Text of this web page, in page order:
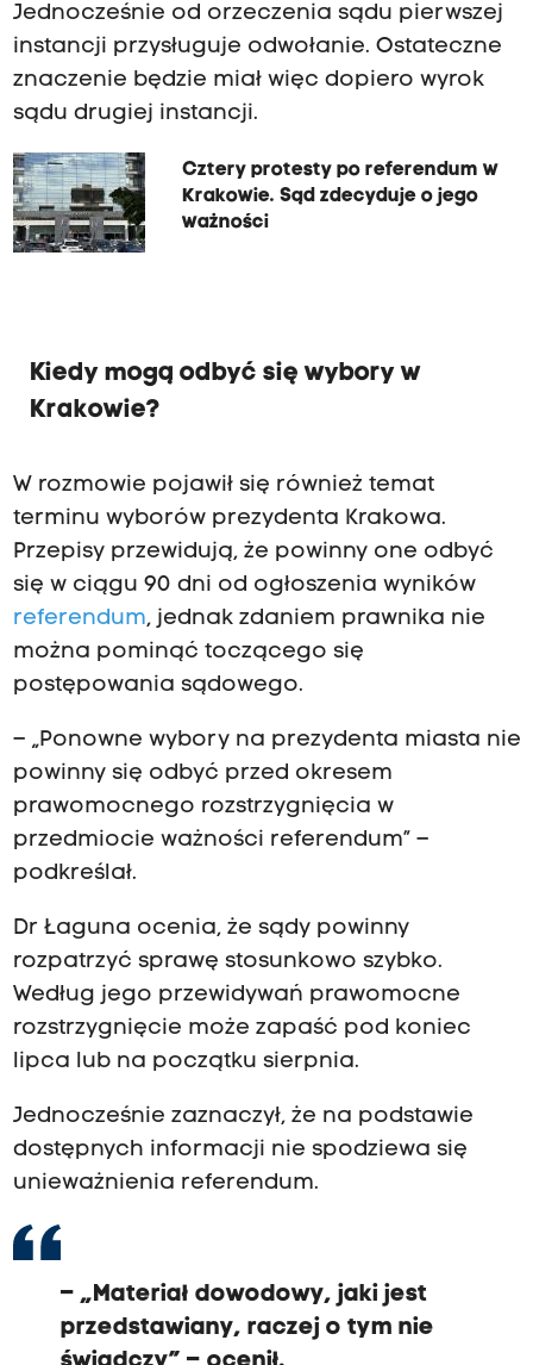
Jednocześnie od orzeczenia sądu pierwszej
instancji przysługuje odwołanie. Ostateczne
znaczenie będzie miał więc dopiero wyrok
sądu drugiej instancji.
Cztery protesty po referendum w
Krakowie. Sąd zdecyduje o jego
ważności
Kiedy mogą odbyć się wybory w
Krakowie?
W rozmowie pojawił się również temat
terminu wyborów prezydenta Krakowa.
Przepisy przewidują, że powinny one odbyć
się w ciągu 90 dni od ogłoszenia wyników
referendum, jednak zdaniem prawnika nie
można pominąć toczącego się
postępowania sądowego.
– „Ponowne wybory na prezydenta miasta nie
powinny się odbyć przed okresem
prawomocnego rozstrzygnięcia w
przedmiocie ważności referendum” –
podkreślał.
Dr Łaguna ocenia, że sądy powinny
rozpatrzyć sprawę stosunkowo szybko.
Według jego przewidywań prawomocne
rozstrzygnięcie może zapaść pod koniec
lipca lub na początku sierpnia.
Jednocześnie zaznaczył, że na podstawie
dostępnych informacji nie spodziewa się
unieważnienia referendum.
– „Materiał dowodowy, jaki jest
przedstawiany, raczej o tym nie